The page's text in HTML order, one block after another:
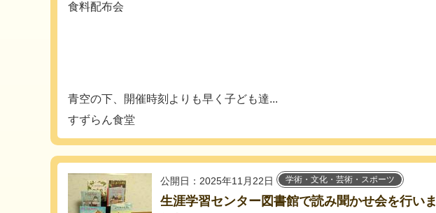
食料配布会
青空の下、開催時刻よりも早く子ども達...
すずらん食堂
公開日：2025年11月22日 学術・文化・芸術・スポーツ
生涯学習センター図書館で読み聞かせ会を行いま